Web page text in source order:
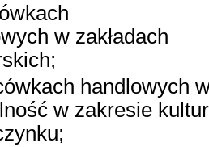
w zakładach
handlowych
w zakresie